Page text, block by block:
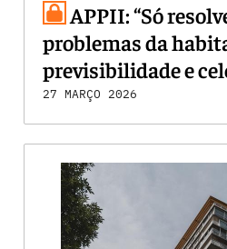
APPII: “Só
problemas da
previsibilidade e
27 MARÇO 2026